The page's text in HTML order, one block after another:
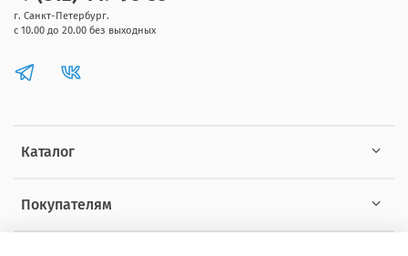
Каталог
Покупателям
г. Санкт-Петербург.
с 10.00 до 20.00 без выходных